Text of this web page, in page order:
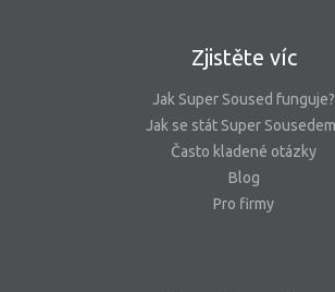
Zjistěte víc
Jak Super Soused funguje?
Jak se stát Super
Často kladené otázky
Blog
Pro firmy